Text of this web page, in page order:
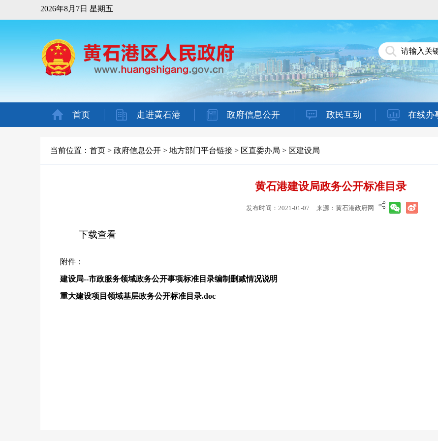
2026年8月7日 星期五
首页 走进黄石港 政府信息公开 政民互动 在线办
当前位置： 首页 > 政府信息公开 > 地方部门平台链接 > 区直委办局 > 区建设局
黄石港建设局政务公开标准目录
发布时间：2021-01-07 来源：黄石港政府网
下载查看
附件：
建设局--市政服务领域政务公开事项标准目录编制删减情况说明
重大建设项目领域基层政务公开标准目录.doc